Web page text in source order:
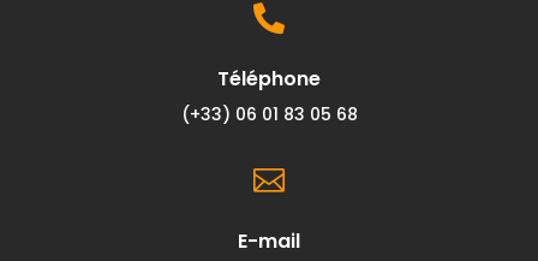

Téléphone
(+33) 06 01 83 05 68

E-mail